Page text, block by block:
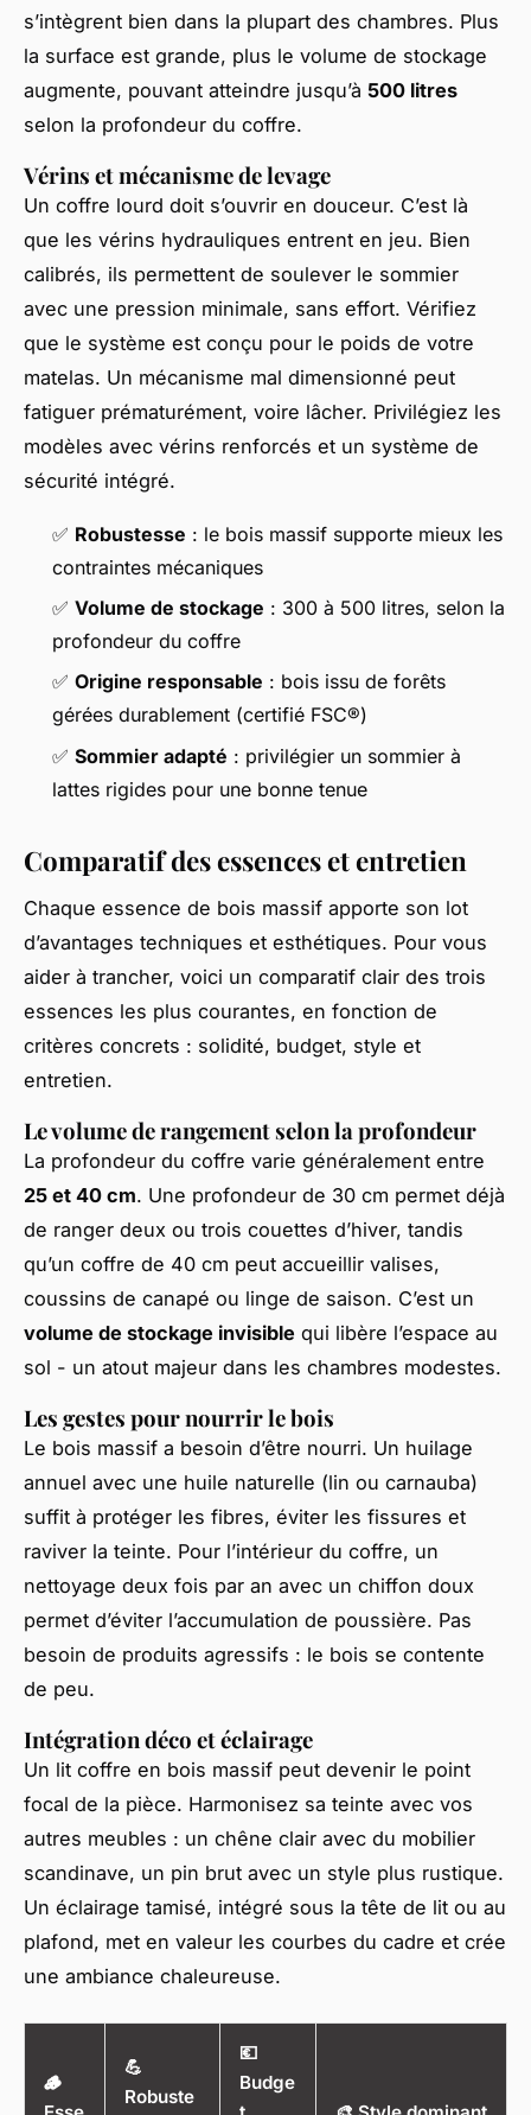
s’intègrent bien dans la plupart des chambres. Plus
la surface est grande, plus le volume de stockage
augmente, pouvant atteindre jusqu’à 500 litres
selon la profondeur du coffre.
Vérins et mécanisme de levage
Un coffre lourd doit s’ouvrir en douceur. C’est là
que les vérins hydrauliques entrent en jeu. Bien
calibrés, ils permettent de soulever le sommier
avec une pression minimale, sans effort. Vérifiez
que le système est conçu pour le poids de votre
matelas. Un mécanisme mal dimensionné peut
fatiguer prématurément, voire lâcher. Privilégiez les
modèles avec vérins renforcés et un système de
sécurité intégré.
✅ Robustesse : le bois massif supporte mieux les
contraintes mécaniques
✅ Volume de stockage : 300 à 500 litres, selon la
profondeur du coffre
✅ Origine responsable : bois issu de forêts
gérées durablement (certifié FSC®)
✅ Sommier adapté : privilégier un sommier à
lattes rigides pour une bonne tenue
Comparatif des essences et entretien
Chaque essence de bois massif apporte son lot
d’avantages techniques et esthétiques. Pour vous
aider à trancher, voici un comparatif clair des trois
essences les plus courantes, en fonction de
critères concrets : solidité, budget, style et
entretien.
Le volume de rangement selon la profondeur
La profondeur du coffre varie généralement entre
25 et 40 cm. Une profondeur de 30 cm permet déjà
de ranger deux ou trois couettes d’hiver, tandis
qu’un coffre de 40 cm peut accueillir valises,
coussins de canapé ou linge de saison. C’est un
volume de stockage invisible qui libère l’espace au
sol - un atout majeur dans les chambres modestes.
Les gestes pour nourrir le bois
Le bois massif a besoin d’être nourri. Un huilage
annuel avec une huile naturelle (lin ou carnauba)
suffit à protéger les fibres, éviter les fissures et
raviver la teinte. Pour l’intérieur du coffre, un
nettoyage deux fois par an avec un chiffon doux
permet d’éviter l’accumulation de poussière. Pas
besoin de produits agressifs : le bois se contente
de peu.
Intégration déco et éclairage
Un lit coffre en bois massif peut devenir le point
focal de la pièce. Harmonisez sa teinte avec vos
autres meubles : un chêne clair avec du mobilier
scandinave, un pin brut avec un style plus rustique.
Un éclairage tamisé, intégré sous la tête de lit ou au
plafond, met en valeur les courbes du cadre et crée
une ambiance chaleureuse.
🪵
💪
Robuste
💶
Budge